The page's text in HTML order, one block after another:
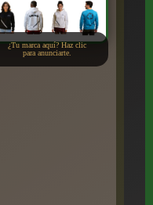
¿Tu marca aquí? Haz clic
para anunciarte.